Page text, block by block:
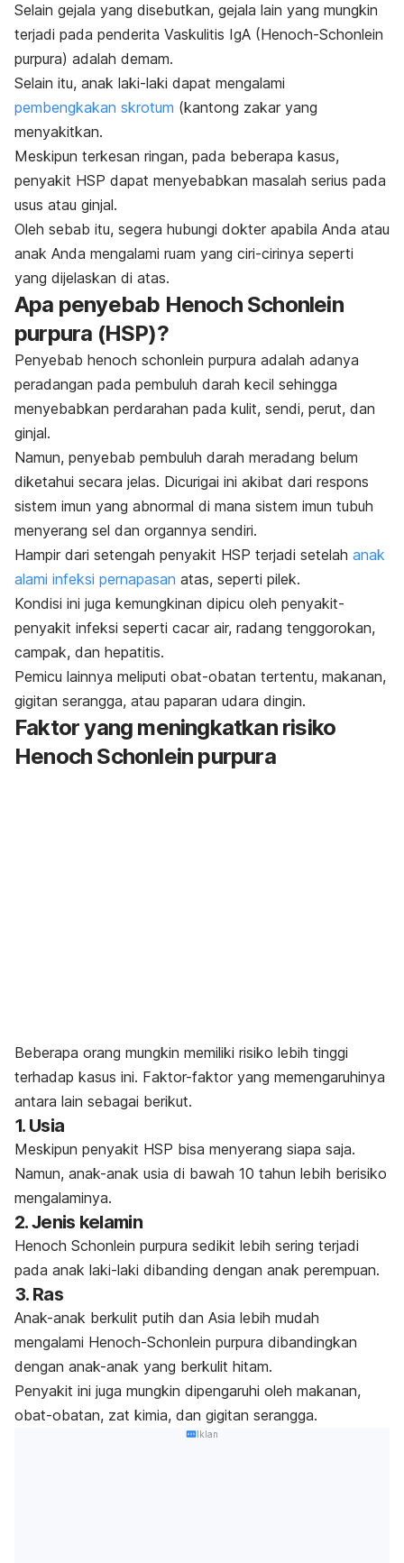
Selain gejala yang disebutkan, gejala lain yang mungkin
terjadi pada penderita Vaskulitis IgA (Henoch-Schonlein
purpura) adalah demam.
Selain itu, anak laki-laki dapat mengalami
pembengkakan skrotum (kantong zakar yang
menyakitkan.
Meskipun terkesan ringan, pada beberapa kasus,
penyakit HSP dapat menyebabkan masalah serius pada
usus atau ginjal.
Oleh sebab itu, segera hubungi dokter apabila Anda atau
anak Anda mengalami ruam yang ciri-cirinya seperti
yang dijelaskan di atas.
Apa penyebab Henoch Schonlein
purpura (HSP)?
Penyebab henoch schonlein purpura adalah adanya
peradangan pada pembuluh darah kecil sehingga
menyebabkan perdarahan pada kulit, sendi, perut, dan
ginjal.
Namun, penyebab pembuluh darah meradang belum
diketahui secara jelas. Dicurigai ini akibat dari respons
sistem imun yang abnormal di mana sistem imun tubuh
menyerang sel dan organnya sendiri.
Hampir dari setengah penyakit HSP terjadi setelah anak
alami infeksi pernapasan atas, seperti pilek.
Kondisi ini juga kemungkinan dipicu oleh penyakit-
penyakit infeksi seperti cacar air, radang tenggorokan,
campak, dan hepatitis.
Pemicu lainnya meliputi obat-obatan tertentu, makanan,
gigitan serangga, atau paparan udara dingin.
Faktor yang meningkatkan risiko
Henoch Schonlein purpura
Beberapa orang mungkin memiliki risiko lebih tinggi
terhadap kasus ini. Faktor-faktor yang memengaruhinya
antara lain sebagai berikut.
1. Usia
Meskipun penyakit HSP bisa menyerang siapa saja.
Namun, anak-anak usia di bawah 10 tahun lebih berisiko
mengalaminya.
2. Jenis kelamin
Henoch Schonlein purpura sedikit lebih sering terjadi
pada anak laki-laki dibanding dengan anak perempuan.
3. Ras
Anak-anak berkulit putih dan Asia lebih mudah
mengalami Henoch-Schonlein purpura dibandingkan
dengan anak-anak yang berkulit hitam.
Penyakit ini juga mungkin dipengaruhi oleh makanan,
obat-obatan, zat kimia, dan gigitan serangga.
Iklan